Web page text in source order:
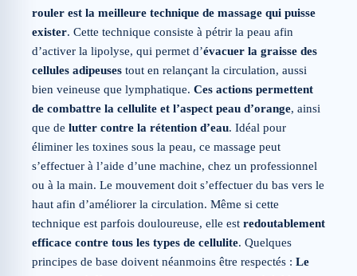
rouler est la meilleure technique de massage qui puisse
exister. Cette technique consiste à pétrir la peau afin
d’activer la lipolyse, qui permet d’évacuer la graisse des
cellules adipeuses tout en relançant la circulation, aussi
bien veineuse que lymphatique. Ces actions permettent
de combattre la cellulite et l’aspect peau d’orange, ainsi
que de lutter contre la rétention d’eau. Idéal pour
éliminer les toxines sous la peau, ce massage peut
s’effectuer à l’aide d’une machine, chez un professionnel
ou à la main. Le mouvement doit s’effectuer du bas vers le
haut afin d’améliorer la circulation. Même si cette
technique est parfois douloureuse, elle est redoutablement
efficace contre tous les types de cellulite. Quelques
principes de base doivent néanmoins être respectés : Le